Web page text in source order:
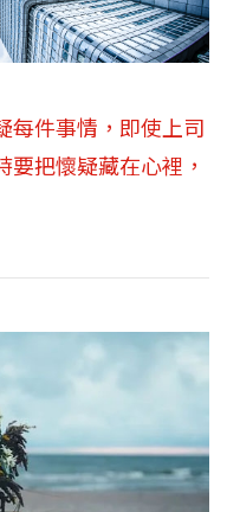
每件事情，即使上司
把懷疑藏在心裡，